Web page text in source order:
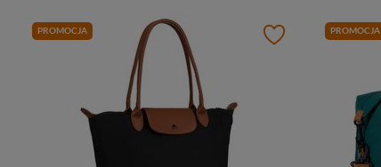
PROMOCJA PROMOCJA